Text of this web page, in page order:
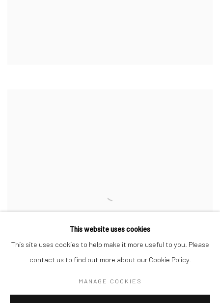
This website uses cookies
This site uses cookies to help make it more useful to you. Please
contact us to find out more about our Cookie Policy.
MANAGE COOKIES